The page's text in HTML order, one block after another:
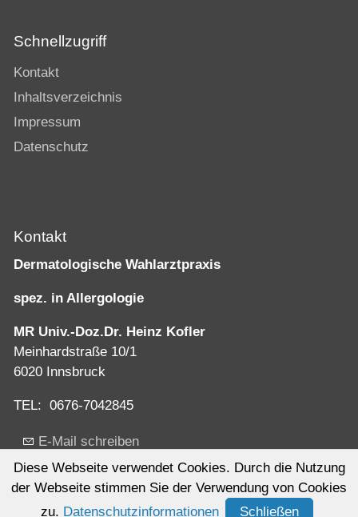
Schnellzugriff
Kontakt
Inhaltsverzeichnis
Impressum
Datenschutz
Kontakt
Dermatologische Wahlarztpraxis
spez. in Allergologie
MR Univ.-Doz.Dr. Heinz Kofler
Meinhardstraße 10/1
6020 Innsbruck
TEL: 0676-7042845
E-Mail schreiben
Diese Webseite verwendet Cookies. Durch die Nutzung
der Webseite stimmen Sie der Verwendung von Cookies
zu. Datenschutzinformationen Schließen